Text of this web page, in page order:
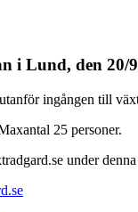
i Lund, den 20/9
ingången till
25 personer.
under